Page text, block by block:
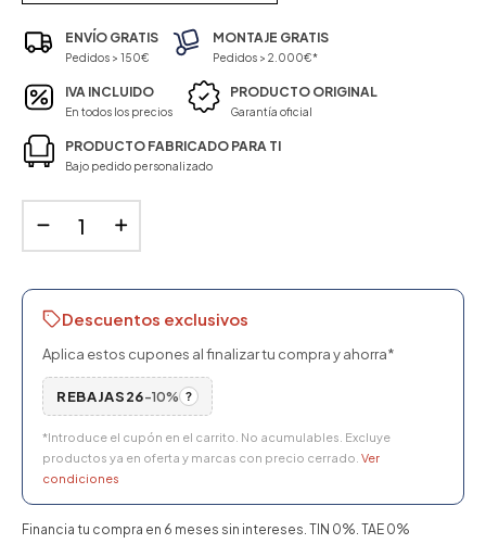
ENVÍO GRATIS
Pedidos > 150€
MONTAJE GRATIS
Pedidos > 2.000€*
IVA INCLUIDO
En todos los precios
PRODUCTO ORIGINAL
Garantía oficial
PRODUCTO FABRICADO PARA TI
Bajo pedido personalizado
Descuentos exclusivos
Aplica estos cupones al finalizar tu compra y ahorra*
REBAJAS26-10% ?
*Introduce el cupón en el carrito. No acumulables. Excluye
productos ya en oferta y marcas con precio cerrado. Ver
condiciones
Financia tu compra en 6 meses sin intereses. TIN 0%. TAE 0%